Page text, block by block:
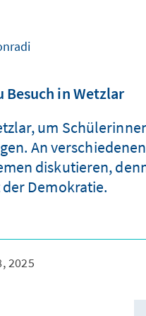
Besuch in Wetzlar
um
An
diskutieren,
Demokratie.
2025